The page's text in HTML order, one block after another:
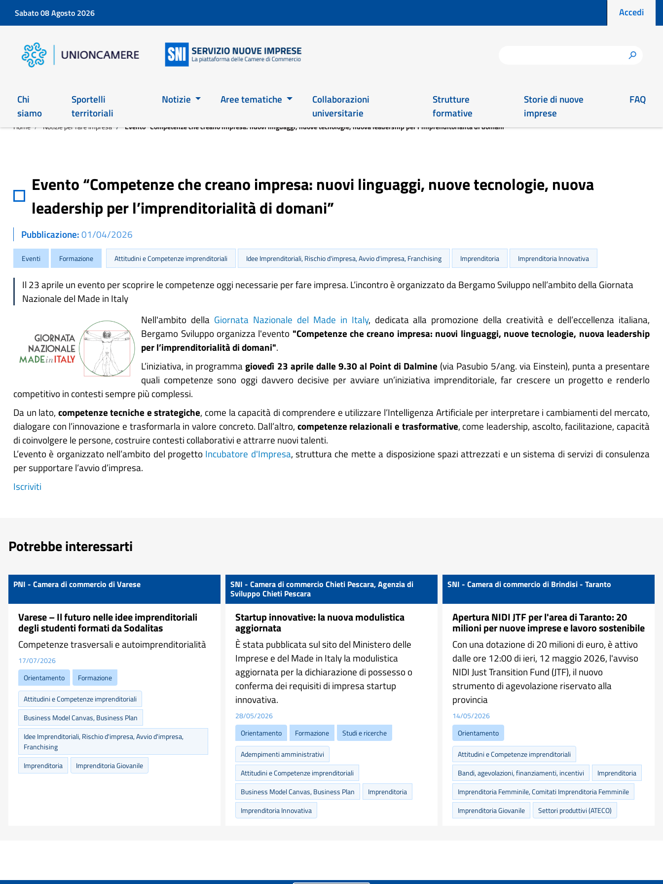
Sabato 08 Agosto 2026 Menu
Accedi
h
Main 2026
Chi
siamo
Sportelli
territoriali
Notizie Aree tematiche
Collaborazioni
universitarie
Strutture
formative
Storie di nuove
imprese
FAQ
Home Notizie per fare impresa Evento “Competenze che creano impresa: nuovi linguaggi, nuove tecnologie, nuova leadership per l’imprenditorialità di domani”
Evento “Competenze che creano impresa: nuovi linguaggi, nuove tecnologie, nuova
leadership per l’imprenditorialità di domani”
Pubblicazione 01/04/2026
Eventi Formazione Attitudini e Competenze imprenditoriali Idee Imprenditoriali, Rischio d'impresa, Avvio d'impresa, Franchising Imprenditoria Imprenditoria Innovativa
Il 23 aprile un evento per scoprire le competenze oggi necessarie per fare impresa. L’incontro è organizzato da Bergamo Sviluppo nell’ambito della Giornata
Nazionale del Made in Italy
Nell'ambito della Giornata Nazionale del Made in Italy, dedicata alla promozione della creatività e dell’eccellenza italiana,
Bergamo Sviluppo organizza l'evento "Competenze che creano impresa: nuovi linguaggi, nuove tecnologie, nuova leadership
per l’imprenditorialità di domani".
L’iniziativa, in programmagiovedì 23 aprile dalle 9.30 al Point di Dalmine (via Pasubio 5/ang. via Einstein), punta a presentare
quali competenze sono oggi davvero decisive per avviare un’iniziativa imprenditoriale, far crescere un progetto e renderlo
competitivo in contesti sempre più complessi.
Da un lato, competenze tecniche e strategiche, come la capacità di comprendere e utilizzare l’Intelligenza Artificiale per interpretare i cambiamenti del mercato,
dialogare con l’innovazione e trasformarla in valore concreto. Dall’altro, competenze relazionali e trasformative, come leadership, ascolto, facilitazione, capacità
di coinvolgere le persone, costruire contesti collaborativi e attrarre nuovi talenti.
L’evento è organizzato nell’ambito del progetto Incubatore d'Impresa, struttura che mette a disposizione spazi attrezzati e un sistema di servizi di consulenza
per supportare l’avvio d’impresa.
Iscriviti
Potrebbe interessarti
PNI - Camera di commercio di Varese
Varese – Il futuro nelle idee imprenditoriali
degli studenti formati da Sodalitas
Competenze trasversali e autoimprenditorialità
17/07/2026
Orientamento
Formazione
Attitudini e Competenze imprenditoriali
Business Model Canvas, Business Plan
Idee Imprenditoriali, Rischio d'impresa, Avvio d'impresa,
Franchising
Imprenditoria
Imprenditoria Giovanile
SNI - Camera di commercio Chieti Pescara, Agenzia di
Sviluppo Chieti Pescara
Startup innovative: la nuova modulistica
aggiornata
È stata pubblicata sul sito del Ministero delle
Imprese e del Made in Italy la modulistica
aggiornata per la dichiarazione di possesso o
conferma dei requisiti di impresa startup
innovativa.
28/05/2026
Orientamento
Formazione Studi e ricerche
Adempimenti amministrativi
Attitudini e Competenze imprenditoriali
Business Model Canvas, Business Plan
Imprenditoria
Imprenditoria Innovativa
SNI - Camera di commercio di Brindisi - Taranto
Apertura NIDI JTF per l'area di Taranto: 20
milioni per nuove imprese e lavoro sostenibile
Con una dotazione di 20 milioni di euro, è attivo
dalle ore 12:00 di ieri, 12 maggio 2026, l'avviso
NIDI Just Transition Fund (JTF), il nuovo
strumento di agevolazione riservato alla
provincia
14/05/2026
Orientamento
Attitudini e Competenze imprenditoriali
Bandi, agevolazioni, finanziamenti, incentivi
Imprenditoria
Imprenditoria Femminile, Comitati Imprenditoria Femminile
Imprenditoria Giovanile
Settori produttivi (ATECO)